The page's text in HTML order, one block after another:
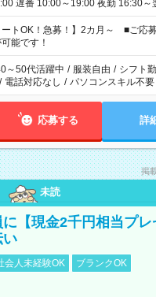
遅番 10:00～19:00 夜勤 16:30～翌9:30
たい」 「余裕を持って夕飯の準備
はしたくない」 など、ご希望を教
仕事の勤務時間。 合計で週40時
せん。
ートOK！急募！】2カ月～ ■ご応
能です！
～50代活躍中 / 服装自由 / シフト
/ 電話対応なし / パソコンスキル不要
応募する 詳
掲
未読
【現金2千円相当プレ
い
会人未経験OK
ブランクOK